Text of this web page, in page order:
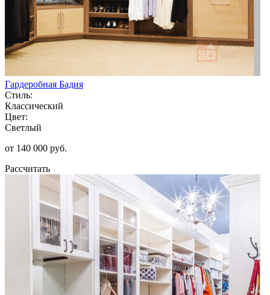
Гардеробная Бадия
Стиль:
Классический
Цвет:
Светлый
от 140 000 руб.
Рассчитать